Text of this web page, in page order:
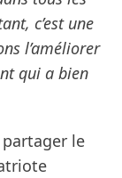
c’est une
l’améliorer
qui a bien
le